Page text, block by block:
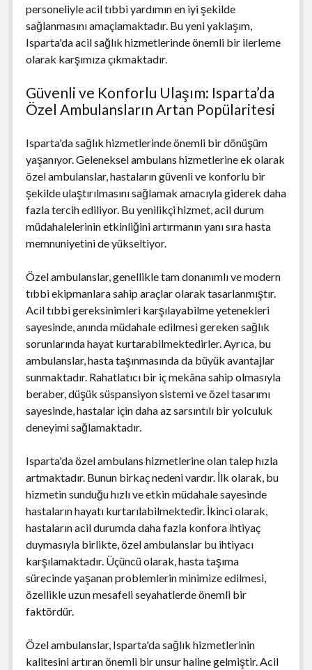
personeliyle acil tıbbi yardımın en iyi şekilde
sağlanmasını amaçlamaktadır. Bu yeni yaklaşım,
Isparta'da acil sağlık hizmetlerinde önemli bir ilerleme
olarak karşımıza çıkmaktadır.
Güvenli ve Konforlu Ulaşım: Isparta’da
Özel Ambulansların Artan Popülaritesi
Isparta'da sağlık hizmetlerinde önemli bir dönüşüm
yaşanıyor. Geleneksel ambulans hizmetlerine ek olarak
özel ambulanslar, hastaların güvenli ve konforlu bir
şekilde ulaştırılmasını sağlamak amacıyla giderek daha
fazla tercih ediliyor. Bu yenilikçi hizmet, acil durum
müdahalelerinin etkinliğini artırmanın yanı sıra hasta
memnuniyetini de yükseltiyor.
Özel ambulanslar, genellikle tam donanımlı ve modern
tıbbi ekipmanlara sahip araçlar olarak tasarlanmıştır.
Acil tıbbi gereksinimleri karşılayabilme yetenekleri
sayesinde, anında müdahale edilmesi gereken sağlık
sorunlarında hayat kurtarabilmektedirler. Ayrıca, bu
ambulanslar, hasta taşınmasında da büyük avantajlar
sunmaktadır. Rahatlatıcı bir iç mekâna sahip olmasıyla
beraber, düşük süspansiyon sistemi ve özel tasarımı
sayesinde, hastalar için daha az sarsıntılı bir yolculuk
deneyimi sağlamaktadır.
Isparta'da özel ambulans hizmetlerine olan talep hızla
artmaktadır. Bunun birkaç nedeni vardır. İlk olarak, bu
hizmetin sunduğu hızlı ve etkin müdahale sayesinde
hastaların hayatı kurtarılabilmektedir. İkinci olarak,
hastaların acil durumda daha fazla konfora ihtiyaç
duymasıyla birlikte, özel ambulanslar bu ihtiyacı
karşılamaktadır. Üçüncü olarak, hasta taşıma
sürecinde yaşanan problemlerin minimize edilmesi,
özellikle uzun mesafeli seyahatlerde önemli bir
faktördür.
Özel ambulanslar, Isparta'da sağlık hizmetlerinin
kalitesini artıran önemli bir unsur haline gelmiştir. Acil